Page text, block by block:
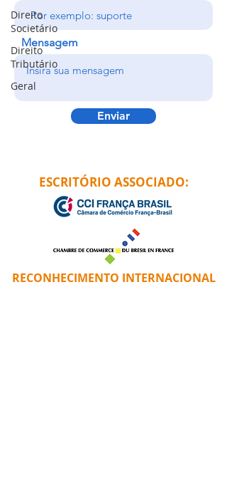
Direito
Societário
Direito
Tributário
Geral
Mensagem
Enviar
ESCRITÓRIO ASSOCIADO:
RECONHECIMENTO INTERNACIONAL